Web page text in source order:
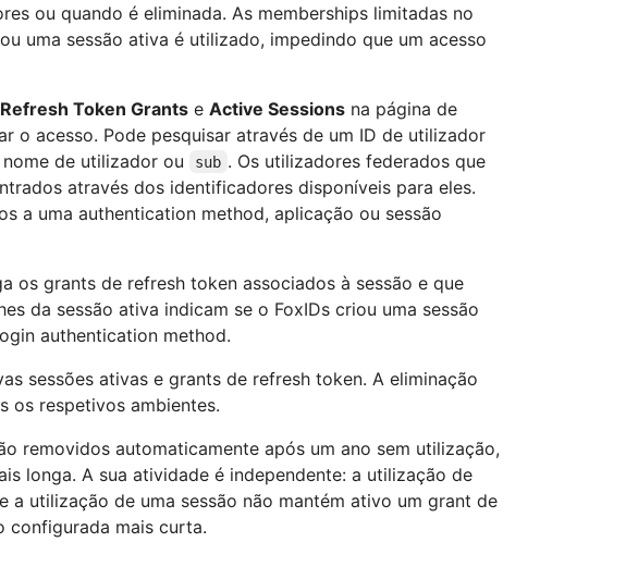
ou quando é eliminada. As memberships limitadas no
uma sessão ativa é utilizado, impedindo que um acesso
Refresh Token Grants e Active Sessions na página de
o acesso. Pode pesquisar através de um ID de utilizador
de utilizador ou
sub . Os utilizadores federados que
através dos identificadores disponíveis para eles.
a uma authentication method, aplicação ou sessão
os grants de refresh token associados à sessão e que
da sessão ativa indicam se o FoxIDs criou uma sessão
authentication method.
sessões ativas e grants de refresh token. A eliminação
os respetivos ambientes.
removidos automaticamente após um ano sem utilização,
longa. A sua atividade é independente: a utilização de
a utilização de uma sessão não mantém ativo um grant de
configurada mais curta.